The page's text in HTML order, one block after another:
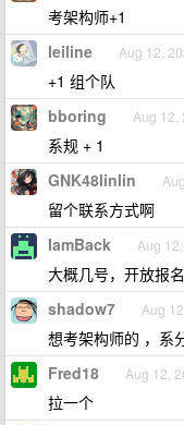
考架构师+1
leiline Aug 12,
+1 组个队
bboring Aug 12,
系规 + 1
GNK48linlin
留个联系方式啊
IamBack Aug
大概几号，开放报名
shadow7 Aug
想考架构师的 ，系
Fred18 Aug 12,
拉一个